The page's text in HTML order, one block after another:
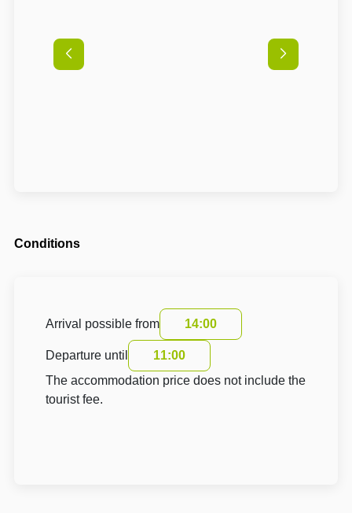
Conditions
Arrival possible from 14:00
Departure until
11:00
The accommodation price does not include the
tourist fee.